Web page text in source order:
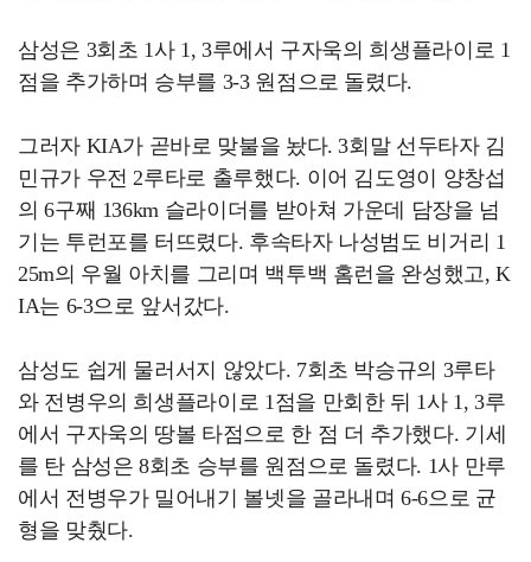
삼성은 3회초 1사 1, 3루에서 구자욱의 희생플라이로 1
점을 추가하며 승부를 3-3 원점으로 돌렸다.
그러자 KIA가 곧바로 맞불을 놨다. 3회말 선두타자 김
민규가 우전 2루타로 출루했다. 이어 김도영이 양창섭
의 6구째 136km 슬라이더를 받아쳐 가운데 담장을 넘
기는 투런포를 터뜨렸다. 후속타자 나성범도 비거리 1
25m의 우월 아치를 그리며 백투백 홈런을 완성했고, K
IA는 6-3으로 앞서갔다.
삼성도 쉽게 물러서지 않았다. 7회초 박승규의 3루타
와 전병우의 희생플라이로 1점을 만회한 뒤 1사 1, 3루
에서 구자욱의 땅볼 타점으로 한 점 더 추가했다. 기세
를 탄 삼성은 8회초 승부를 원점으로 돌렸다. 1사 만루
에서 전병우가 밀어내기 볼넷을 골라내며 6-6으로 균
형을 맞췄다.